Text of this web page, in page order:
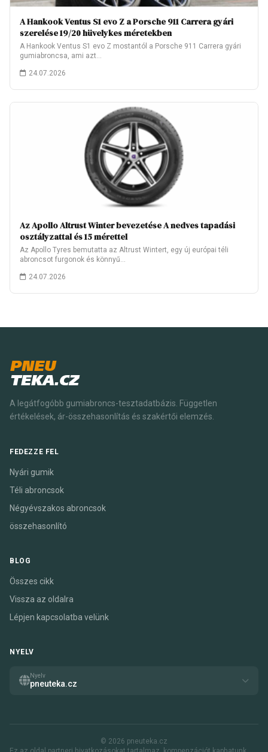
A Hankook Ventus S1 evo Z a Porsche 911 Carrera gyári
szerelése 19/20 hüvelykes méretekben
A Hankook Ventus S1 evo Z mostantól a Porsche 911 Carrera gyári
gumiabroncsa, ami azt…
24.07.2026
Az Apollo Altrust Winter bevezetése A nedves tapadási
osztályzattal és 15 mérettel
Az Apollo Tyres bemutatta az Altrust Wintert, egy új európai téli
abroncsot furgonok és könnyű…
24.07.2026
PNEU
TEKA.CZ
A legátfogóbb gumiabroncs-tesztadatbázis. Független
értékelések, ár-összehasonlítás és szakértői elemzés.
FEDEZZE FEL
Nyári gumik
Téli abroncsok
Négyévszakos abroncsok
összehasonlító
BLOG
Összes cikk
Vissza az oldalra
Lépjen kapcsolatba velünk
NYELV
Nyelv
pneuteka.cz
© 2026 pneuteka.cz